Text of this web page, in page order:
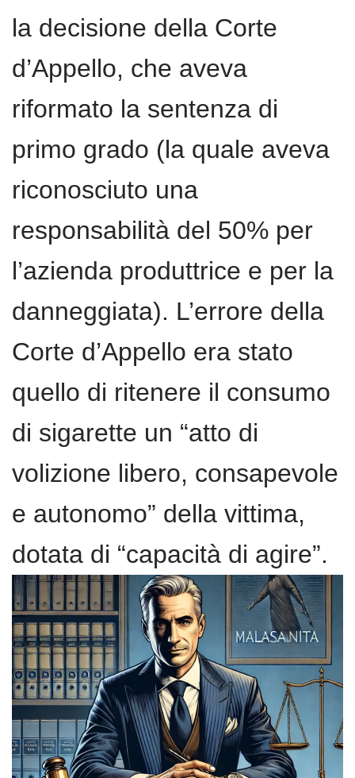
la decisione della Corte
d’Appello, che aveva
riformato la sentenza di
primo grado (la quale aveva
riconosciuto una
responsabilità del 50% per
l’azienda produttrice e per la
danneggiata). L’errore della
Corte d’Appello era stato
quello di ritenere il consumo
di sigarette un “atto di
volizione libero, consapevole
e autonomo” della vittima,
dotata di “capacità di agire”.